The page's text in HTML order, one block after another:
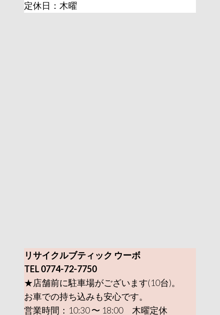
定休日：木曜
リサイクルブティック ウーボ
TEL 0774-72-7750
★店舗前に駐車場がございます(10台)。
お車での持ち込みも安心です。
営業時間：10:30 〜 18:00 木曜定休